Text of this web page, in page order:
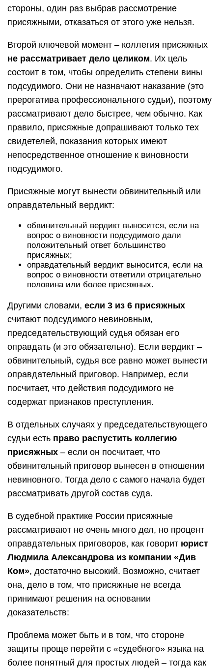
стороны, один раз выбрав рассмотрение
присяжными, отказаться от этого уже нельзя.
Второй ключевой момент – коллегия присяжных
не рассматривает дело целиком. Их цель
состоит в том, чтобы определить степени вины
подсудимого. Они не назначают наказание (это
прерогатива профессионального судьи), поэтому
рассматривают дело быстрее, чем обычно. Как
правило, присяжные допрашивают только тех
свидетелей, показания которых имеют
непосредственное отношение к виновности
подсудимого.
Присяжные могут вынести обвинительный или
оправдательный вердикт:
обвинительный вердикт выносится, если на
вопрос о виновности подсудимого дали
положительный ответ большинство
присяжных;
оправдательный вердикт выносится, если на
вопрос о виновности ответили отрицательно
половина или более присяжных.
Другими словами, если 3 из 6 присяжных
считают подсудимого невиновным,
председательствующий судья обязан его
оправдать (и это обязательно). Если вердикт –
обвинительный, судья все равно может вынести
оправдательный приговор. Например, если
посчитает, что действия подсудимого не
содержат признаков преступления.
В отдельных случаях у председательствующего
судьи есть право распустить коллегию
присяжных – если он посчитает, что
обвинительный приговор вынесен в отношении
невиновного. Тогда дело с самого начала будет
рассматривать другой состав суда.
В судебной практике России присяжные
рассматривают не очень много дел, но процент
оправдательных приговоров, как говорит юрист
Людмила Александрова из компании «Див
Ком», достаточно высокий. Возможно, считает
она, дело в том, что присяжные не всегда
принимают решения на основании
доказательств:
Проблема может быть и в том, что стороне
защиты проще перейти с «судебного» языка на
более понятный для простых людей – тогда как